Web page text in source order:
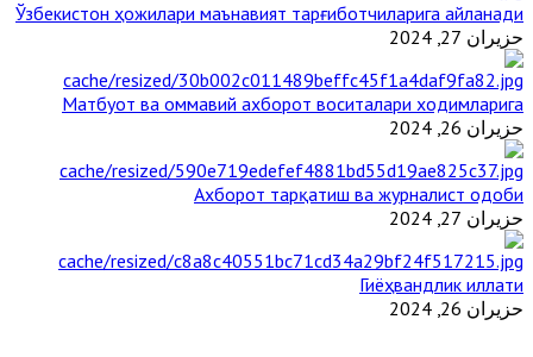
Ўзбекистон ҳожилари маънавият тарғиботчиларига айланади
حزيران 27, 2024
Матбуот ва оммавий ахборот воситалари ходимларига
حزيران 26, 2024
Ахборот тарқатиш ва журналист одоби
حزيران 27, 2024
Гиёҳвандлик иллати
حزيران 26, 2024